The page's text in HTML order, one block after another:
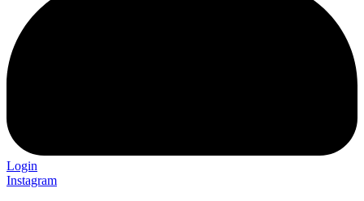
Login
Instagram